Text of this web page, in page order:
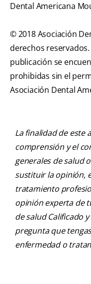
Dental Americana
© 2018 Asociación
derechos
publicación se
prohibidas sin el
Asociación Dental
La finalidad de este
comprensión y el
generales de salud
sustituir la opinión,
tratamiento
opinión experta de
de salud Calificado
pregunta que
enfermedad o